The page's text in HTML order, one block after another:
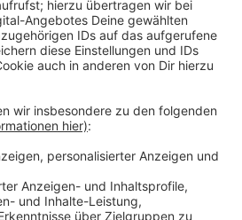
ändert sich jetzt aber ab
Inkassorecht. In unserem
dann nur noch 36
Und zahlen Sie nach der
rät aber trotz des
zu prüfen, ob Sie wirklich
hilft Sie ihnen weiter.